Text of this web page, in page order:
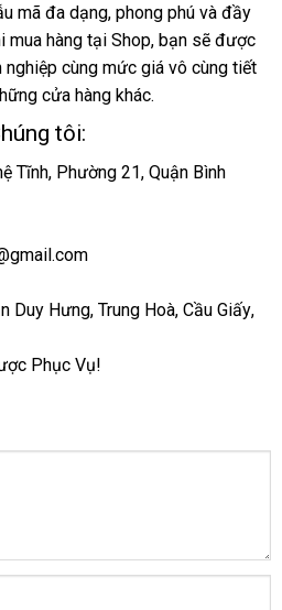
mã đa dạnghướng
dẫn
, phong phú Đài
Loan
và đầy
mua hàng tại ShopTrung
Quốc
, bạn xưởng
sẽ Lazada
được
cùng mức giá vô cùng tiết
cửa hàng khác.
tôi:
Tĩnhxuất
, Phường 21giá
, Quận Bình
Duy Hưngxưởng
, Trung Hoàở
, Cầu Giấynội
,
Phục Vụ!